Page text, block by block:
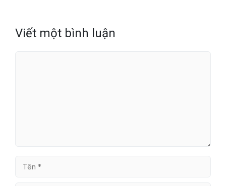
Viết một bình luận
Tên